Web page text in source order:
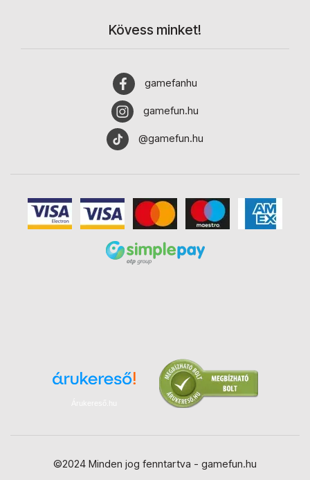
Kövess minket!
gamefanhu
gamefun.hu
@gamefun.hu
Árukereső.hu
©2024 Minden jog fenntartva - gamefun.hu